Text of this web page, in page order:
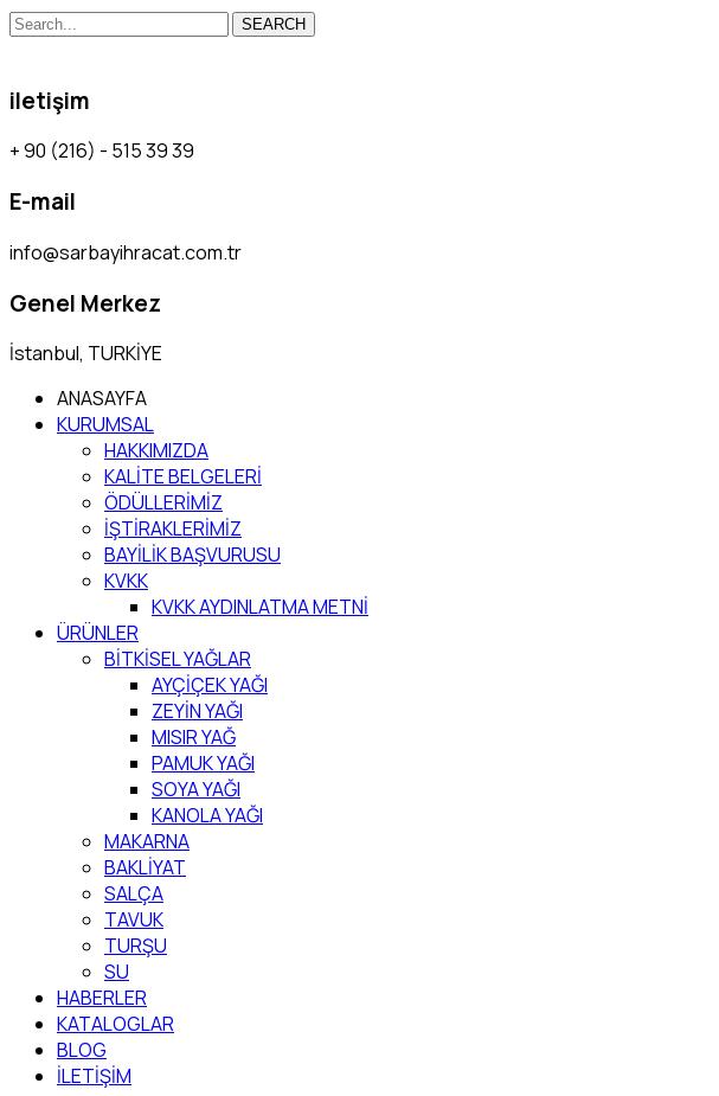
SEARCH
iletişim
+ 90 (216) - 515 39 39
E-mail
info@sarbayihracat.com.tr
Genel Merkez
İstanbul, TURKİYE
ANASAYFA
KURUMSAL
HAKKIMIZDA
KALİTE BELGELERİ
ÖDÜLLERİMİZ
İŞTİRAKLERİMİZ
BAYİLİK BAŞVURUSU
KVKK
KVKK AYDINLATMA METNİ
ÜRÜNLER
BİTKİSEL YAĞLAR
AYÇİÇEK YAĞI
ZEYİN YAĞI
MISIR YAĞ
PAMUK YAĞI
SOYA YAĞI
KANOLA YAĞI
MAKARNA
BAKLİYAT
SALÇA
TAVUK
TURŞU
SU
HABERLER
KATALOGLAR
BLOG
İLETİŞİM